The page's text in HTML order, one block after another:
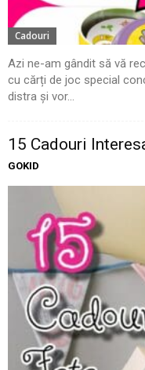
Cadouri
Azi ne-am gândit să vă
cu cărți de joc special
distra și vor...
15 Cadouri
GOKID